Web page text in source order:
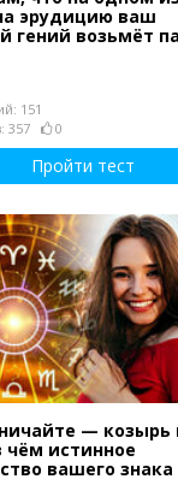
эрудицию ваш
гений возьмёт
151
357
0
Пройти тест
— козырь
чём истинное
вашего